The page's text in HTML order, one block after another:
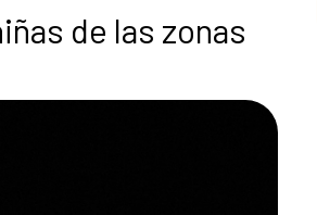
de las zonas